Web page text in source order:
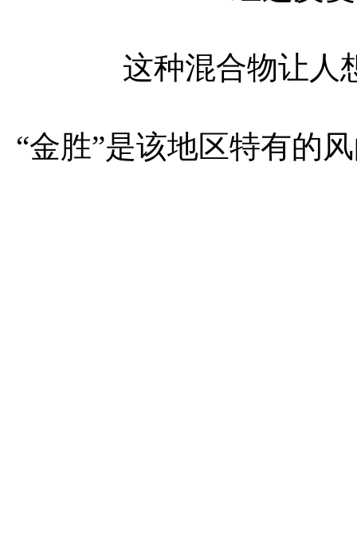
这种混合物让人
“金胜”是该地区特有的